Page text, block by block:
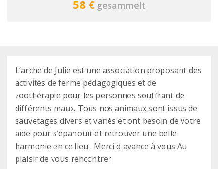
58 € gesammelt
L’arche de Julie est une association proposant des
activités de ferme pédagogiques et de
zoothérapie pour les personnes souffrant de
différents maux. Tous nos animaux sont issus de
sauvetages divers et variés et ont besoin de votre
aide pour s’épanouir et retrouver une belle
harmonie en ce lieu . Merci d avance à vous Au
plaisir de vous rencontrer